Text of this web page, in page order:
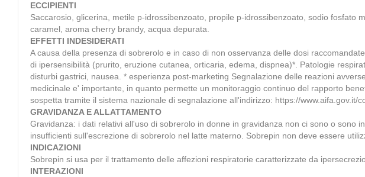
ECCIPIENTI
Saccarosio, glicerina, metile p-idrossibenzoato, propile p-idrossibenzoato, sodio
caramel, aroma cherry brandy, acqua depurata.
EFFETTI INDESIDERATI
A causa della presenza di sobrerolo e in caso di non osservanza delle dosi
di ipersensibilità (prurito, eruzione cutanea, orticaria, edema, dispnea)*. Patologie
disturbi gastrici, nausea. * esperienza post-marketing Segnalazione delle reazioni
medicinale e' importante, in quanto permette un monitoraggio continuo del rapporto
sospetta tramite il sistema nazionale di segnalazione all'indirizzo: https://www.aifa.gov.it/
GRAVIDANZA E ALLATTAMENTO
Gravidanza: i dati relativi all'uso di sobrerolo in donne in gravidanza non ci sono o
insufficienti sull'escrezione di sobrerolo nel latte materno. Sobrepin non deve essere
INDICAZIONI
Sobrepin si usa per il trattamento delle affezioni respiratorie caratterizzate da
INTERAZIONI